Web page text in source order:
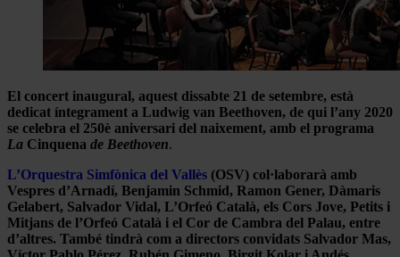
El concert inaugural, aquest dissabte 21 de setembre, està
dedicat íntegrament a Ludwig van Beethoven, de qui l’any 2020
se celebra el 250è aniversari del naixement, amb el programa
La Cinquena de Beethoven.
L’Orquestra Simfònica del Vallès (OSV) col·laborarà amb
Vespres d’Arnadí, Benjamin Schmid, Ramon Gener, Dàmaris
Gelabert, Salvador Vidal, L’Orfeó Català, els Cors Jove, Petits i
Mitjans de l’Orfeó Català i el Cor de Cambra del Palau, entre
d’altres. També tindrà com a directors convidats Salvador Mas,